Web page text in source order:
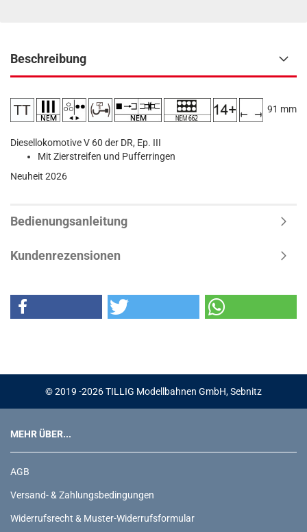
Beschreibung
​ 91 mm
Diesellokomotive V 60 der DR, Ep. III
Mit Zierstreifen und Pufferringen
Neuheit 2026
Bedienungsanleitung
Kundenrezensionen
© 2019 -2026 TILLIG Modellbahnen GmbH, Sebnitz
MEHR ÜBER...
AGB
Versand- & Zahlungsbedingungen
Widerrufsrecht & Muster-Widerrufsformular